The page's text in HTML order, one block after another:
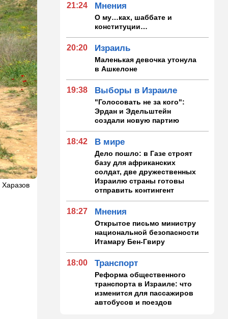
21:24 Мнения
О му…ках, шаббате и
конституции…
20:20 Израиль
Маленькая девочка утонула
в Ашкелоне
19:38 Выборы в Израиле
"Голосовать не за кого":
Эрдан и Эдельштейн
создали новую партию
18:42 В мире
Дело пошло: в Газе строят
базу для африканских
солдат, две дружественных
Израилю страны готовы
отправить контингент
18:27 Мнения
Открытое письмо министру
национальной безопасности
Итамару Бен-Гвиру
18:00 Транспорт
Реформа общественного
транспорта в Израиле: что
изменится для пассажиров
автобусов и поездов